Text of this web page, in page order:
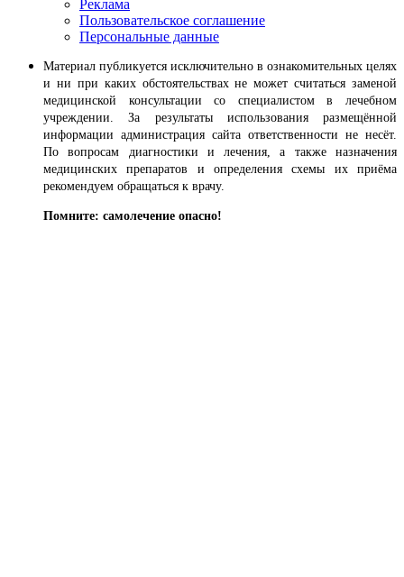
Реклама
Пользовательское соглашение
Персональные данные
Материал публикуется исключительно в ознакомительных целях
и ни при каких обстоятельствах не может считаться заменой
медицинской консультации со специалистом в лечебном
учреждении. За результаты использования размещённой
информации администрация сайта ответственности не несёт.
По вопросам диагностики и лечения, а также назначения
медицинских препаратов и определения схемы их приёма
рекомендуем обращаться к врачу.
Помните: самолечение опасно!